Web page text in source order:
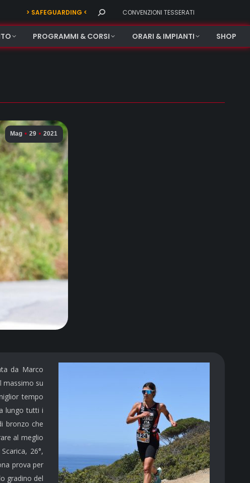
> SAFEGUARDING < Search: CONVENZIONI TESSERATI
PROGRAMMI & CORSI ORARI & IMPIANTI SHOP
Mag 29 2021
da Marco
massimo su
tempo
lungo tutti i
bronzo che
al meglio
26°,
prova per
gradino del